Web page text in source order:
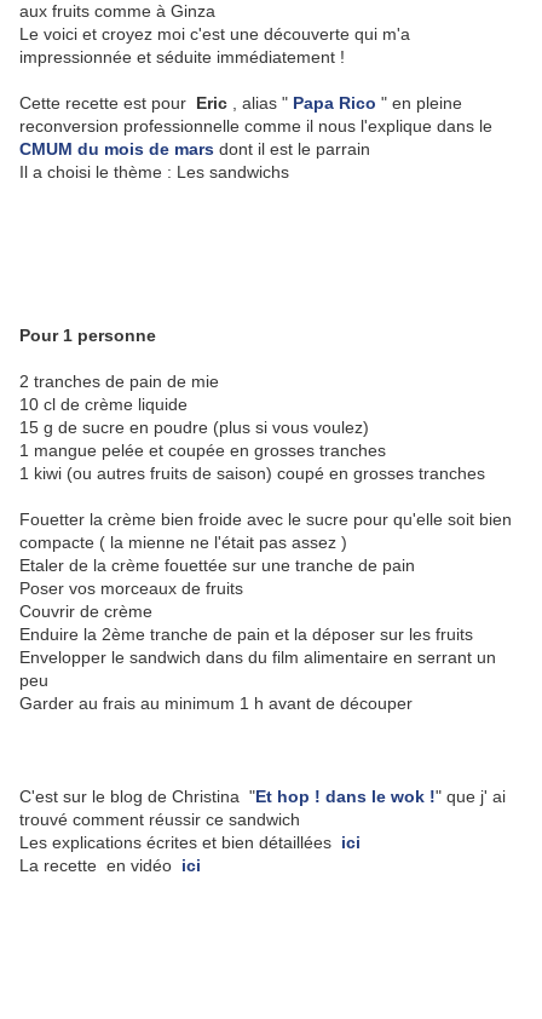
aux fruits comme à Ginza
Le voici et croyez moi c'est une découverte qui m'a
impressionnée et séduite immédiatement !
Cette recette est pour Eric , alias " Papa Rico " en pleine
reconversion professionnelle comme il nous l'explique dans le
CMUM du mois de mars dont il est le parrain
Il a choisi le thème : Les sandwichs
Pour 1 personne
2 tranches de pain de mie
10 cl de crème liquide
15 g de sucre en poudre (plus si vous voulez)
1 mangue pelée et coupée en grosses tranches
1 kiwi (ou autres fruits de saison) coupé en grosses tranches
Fouetter la crème bien froide avec le sucre pour qu'elle soit bien
compacte ( la mienne ne l'était pas assez )
Etaler de la crème fouettée sur une tranche de pain
Poser vos morceaux de fruits
Couvrir de crème
Enduire la 2ème tranche de pain et la déposer sur les fruits
Envelopper le sandwich dans du film alimentaire en serrant un
peu
Garder au frais au minimum 1 h avant de découper
C'est sur le blog de Christina "Et hop ! dans le wok !" que j' ai
trouvé comment réussir ce sandwich
Les explications écrites et bien détaillées ici
La recette en vidéo ici